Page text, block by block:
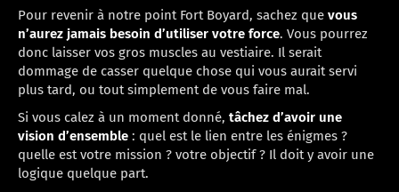
Pour revenir à notre point Fort Boyard, sachez que vous
n’aurez jamais besoin d’utiliser votre force. Vous pourrez
donc laisser vos gros muscles au vestiaire. Il serait
dommage de casser quelque chose qui vous aurait servi
plus tard, ou tout simplement de vous faire mal.
Si vous calez à un moment donné, tâchez d’avoir une
vision d’ensemble : quel est le lien entre les énigmes ?
quelle est votre mission ? votre objectif ? Il doit y avoir une
logique quelque part.